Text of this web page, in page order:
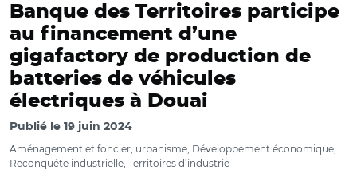
Banque des Territoires participe
au financement d’une
gigafactory de production de
batteries de véhicules
électriques à Douai
Publié le 19 juin 2024
Aménagement et foncier, urbanisme, Développement économique,
Reconquête industrielle, Territoires d’industrie